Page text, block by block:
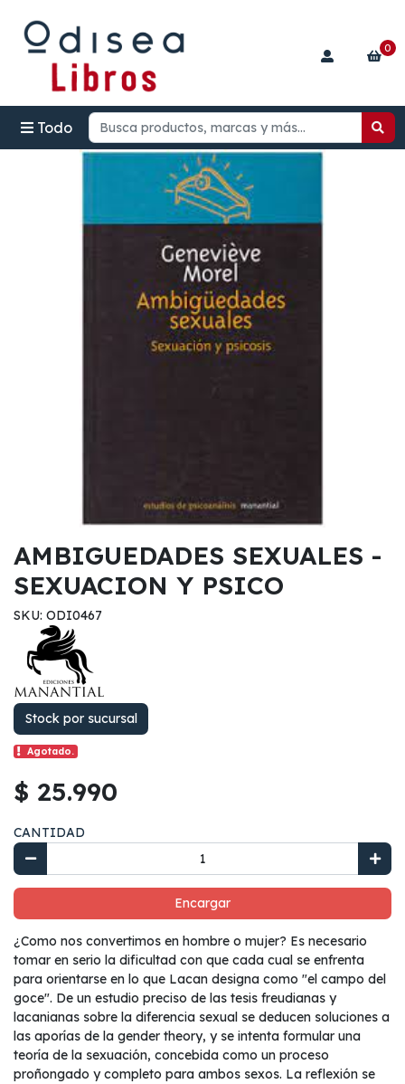
Todo
0
AMBIGUEDADES SEXUALES -
SEXUACION Y PSICO
SKU: ODI0467
Stock por sucursal
Agotado.
$ 25.990
CANTIDAD
Encargar
¿Como nos convertimos en hombre o mujer? Es necesario
tomar en serio la dificultad con que cada cual se enfrenta
para orientarse en lo que Lacan designa como "el campo del
goce". De un estudio preciso de las tesis freudianas y
lacanianas sobre la diferencia sexual se deducen soluciones a
las aporías de la gender theory, y se intenta formular una
teoría de la sexuación, concebida como un proceso
proñongado y completo para ambos sexos. La reflexión se